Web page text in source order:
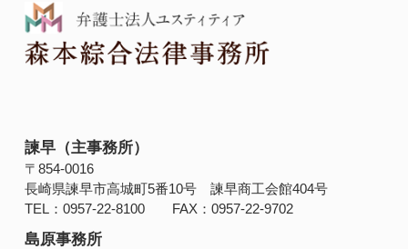
諫早（主事務所）
〒854‐0016
長崎県諫早市高城町5番10号 諫早商工会館404号
TEL：0957-22-8100 FAX：0957-22-9702
島原事務所